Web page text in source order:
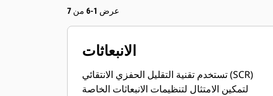
عرض 1-6 من 7
الانبعاثات
تستخدم تقنية التقليل الحفزي الانتقائي (SCR)
لتمكين الامتثال لتنظيمات الانبعاثات الخاصة